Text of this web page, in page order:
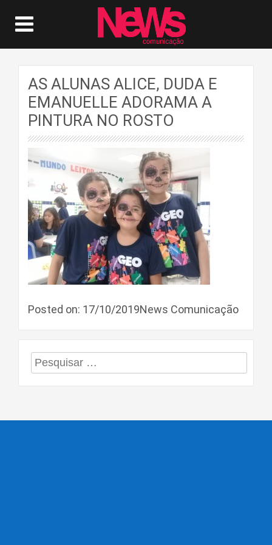
AS ALUNAS ALICE, DUDA E
EMANUELLE ADORAMA A
PINTURA NO ROSTO
Posted on: 17/10/2019News Comunicação
Pesquisar
por: